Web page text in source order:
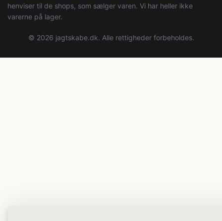
henviser til de shops, som sælger varen. Vi har heller ikke
varerne på lager.
© 2026 jagtskabe.dk. Alle rettigheder forbeholdes.